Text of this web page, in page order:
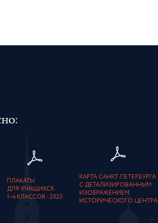
ПЛАКАТЫ
ДЛЯ УЧАЩИХСЯ
1–4 КЛАССОВ - 2025
КАРТА САНКТ-ПЕТЕРБУРГА
С ДЕТАЛИЗИРОВАННЫМ
ИЗОБРАЖЕНИЕМ
ИСТОРИЧЕСКОГО ЦЕНТРА